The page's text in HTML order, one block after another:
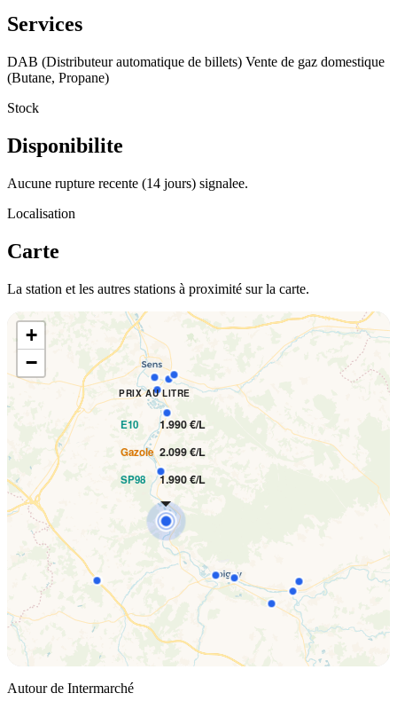
Services
DAB (Distributeur automatique de billets) Vente de gaz domestique
(Butane, Propane)
Stock
Disponibilite
Aucune rupture recente (14 jours) signalee.
Localisation
Carte
La station et les autres stations à proximité sur la carte.
PRIX AU LITRE
E10 1.990 €/L
Gazole 2.099 €/L
SP98 1.990 €/L
+
−
Autour de Intermarché